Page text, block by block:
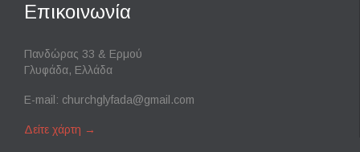
Επικοινωνία
Πανδώρας 33 & Ερμού
Γλυφάδα, Ελλάδα
E-mail: churchglyfada@gmail.com
Δείτε χάρτη →